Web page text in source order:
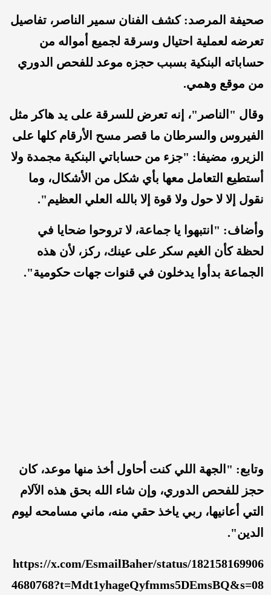
صحيفة المرصد: كشف الفنان سمير الناصر، تفاصيل
تعرضه لعملية احتيال وسرقة لجميع أمواله من
حساباته البنكية بسبب حجزه موعد للفحص الدوري
من موقع وهمي.
وقال "الناصر"، إنه تعرض للسرقة على يد هاكر مثل
الفيروس والسرطان ما قصر مسح الأرقام كلها على
الزيرو، مضيفا: "جزء من حساباتي البنكية مجمدة ولا
أستطيع التعامل معها بأي شكل من الأشكال، وما
نقول إلا لا حول ولا قوة إلا بالله العلي العظيم".
وأضاف: "انتبهوا يا جماعة، لا تروحوا ضحايا في
لحظة كأن الغيم سكر على عينك، ركز، لأن هذه
الجماعة بدأوا يدخلون في قنوات جهات حكومية".
وتابع: "الجهة اللي كنت أحاول أخذ منها موعد، كان
حجز للفحص الدوري، وإن شاء الله بحق هذه الآلام
التي أعانيها، ربي ياخذ حقي منه، ماني مسامحه ليوم
الدين".
https://x.com/EsmailBaher/status/182158169906
4680768?t=Mdt1yhageQyfmms5DEmsBQ&s=08